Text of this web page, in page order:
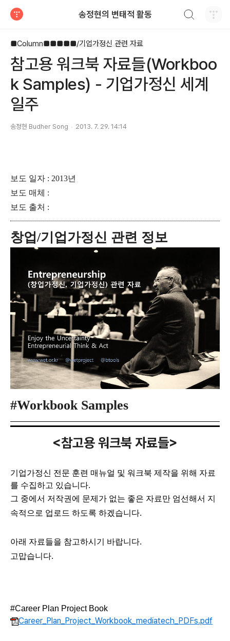
송정현의 변태적 활동
■Column■■■■■/기업가정신 관련 자료
참고용 워크북 자료들(Workboo
k Samples) - 기업가정신 세계
일주
송정현 Budher Song 2013. 7. 29. 14:14
보도 일자 : 2013년
보도 매체 :
보도 출처 :
창업/기업가정신 관련 정보
#Workbook Samples
<참고용워크북 자료들>
기업가정신 전문 훈련 매뉴얼 및 워크북 제작을 위해 자료
를 수집하고 있습니다.
그 중에서 저작권에 문제가 없는 좋은 자료만 엄선해서 지
속적으로 업로드 하도록 하겠습니다.
아래 자료들을 참고하시기 바랍니다.
고맙습니다.
#Career Plan Project Book
Career_Plan_Project_Workbook_mediatech_PDFs.pdf